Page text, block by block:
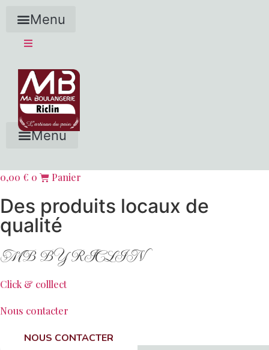
Menu
Menu
0,00 € 0 Panier
Des produits locaux de
qualité
MB BY RICLIN
Click & colllect
Nous contacter
NOUS CONTACTER